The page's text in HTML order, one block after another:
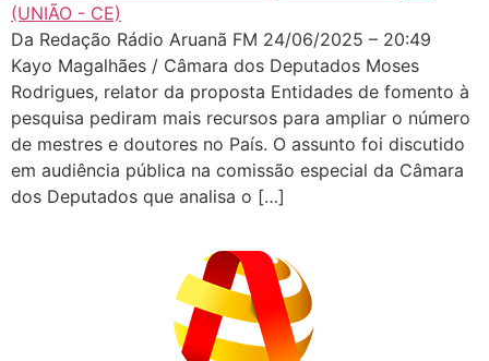
Da Redação Rádio Aruanã FM 24/06/2025 – 20:49
Kayo Magalhães / Câmara dos Deputados Moses
Rodrigues, relator da proposta Entidades de fomento à
pesquisa pediram mais recursos para ampliar o número
de mestres e doutores no País. O assunto foi discutido
em audiência pública na comissão especial da Câmara
dos Deputados que analisa o […]